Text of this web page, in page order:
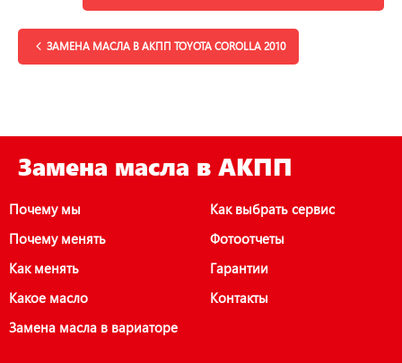
ЗАМЕНА МАСЛА В АКПП TOYOTA COROLLA 2010
Замена масла в АКПП
Почему мы
Почему менять
Как менять
Какое масло
Замена масла в вариаторе
Как выбрать сервис
Фотоотчеты
Гарантии
Контакты